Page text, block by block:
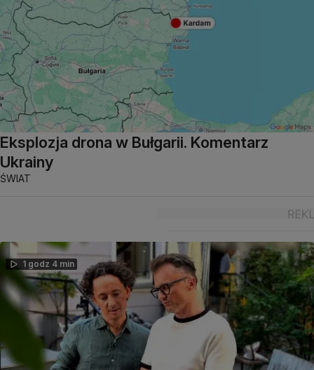
Eksplozja drona w Bułgarii. Komentarz
Ukrainy
ŚWIAT
1 godz 4 min